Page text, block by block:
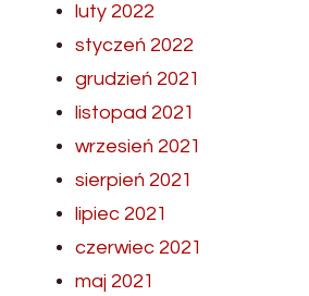
luty 2022
styczeń 2022
grudzień 2021
listopad 2021
wrzesień 2021
sierpień 2021
lipiec 2021
czerwiec 2021
maj 2021